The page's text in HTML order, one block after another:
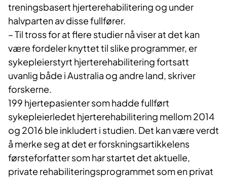
treningsbasert hjerterehabilitering og under
halvparten av disse fullfører.
– Til tross for at flere studier nå viser at det kan
være fordeler knyttet til slike programmer, er
sykepleierstyrt hjerterehabilitering fortsatt
uvanlig både i Australia og andre land, skriver
forskerne.
199 hjertepasienter som hadde fullført
sykepleierledet hjerterehabilitering mellom 2014
og 2016 ble inkludert i studien. Det kan være verdt
å merke seg at det er forskningsartikkelens
førsteforfatter som har startet det aktuelle,
private rehabiliteringsprogrammet som en privat